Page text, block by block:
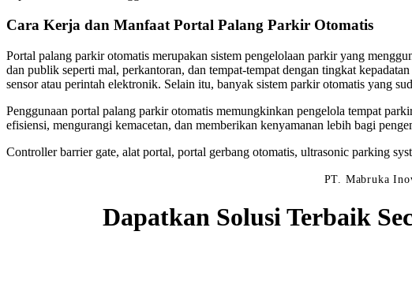
Cara Kerja dan Manfaat Portal Palang Parkir Otomatis
Portal palang parkir otomatis merupakan sistem pengelolaan parkir yang
dan publik seperti mal, perkantoran, dan tempat-tempat dengan tingkat
sensor atau perintah elektronik. Selain itu, banyak sistem parkir otomatis yang
Penggunaan portal palang parkir otomatis memungkinkan pengelola tempat
efisiensi, mengurangi kemacetan, dan memberikan kenyamanan lebih bagi
Controller barrier gate, alat portal, portal gerbang otomatis, ultrasonic parking
PT. Mabruka
Dapatkan Solusi Terbaik